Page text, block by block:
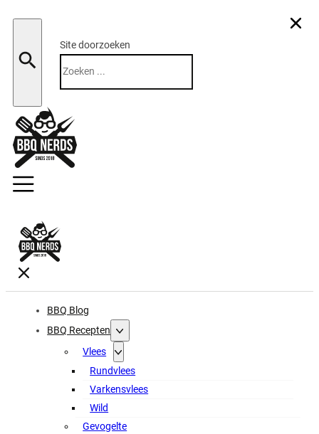
Site doorzoeken
BBQ Blog
BBQ Recepten
Vlees
Rundvlees
Varkensvlees
Wild
Gevogelte